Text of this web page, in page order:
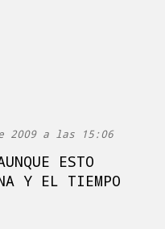
2009 a las 15:06
ESTO
Y EL TIEMPO